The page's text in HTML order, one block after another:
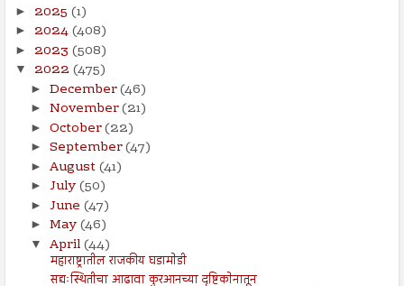
► 2025 (1)
► 2024(408)
► 2023 (508)
▼ 2022 (475)
► December(46)
► November(21)
► October(22)
► September(47)
► August(41)
► July(50)
► June (47)
► May(46)
▼ April(44)
महाराष्ट्रातील राजकीय घडामोडी
सद्यःस्थितीचा आढावा कुरआनच्या दृष्टिकोनातून